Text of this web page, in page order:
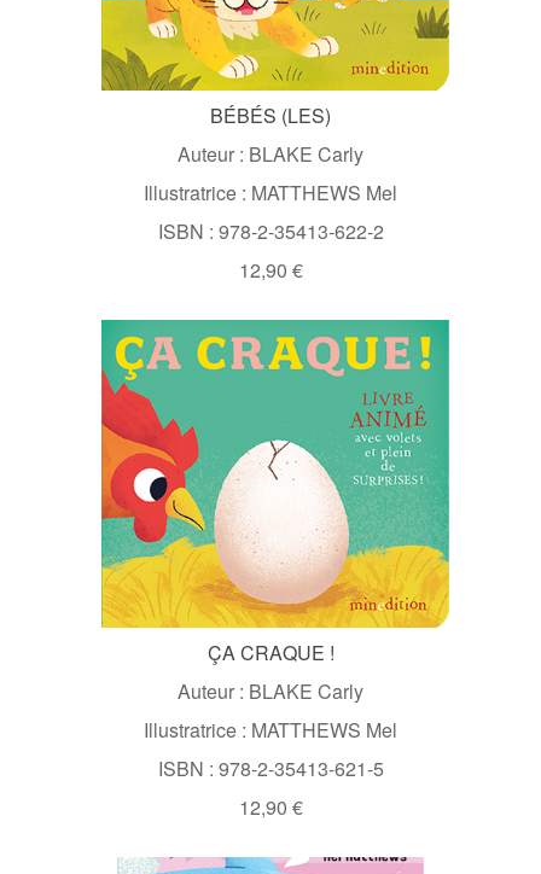
BÉBÉS (LES)
Auteur : BLAKE Carly
Illustratrice : MATTHEWS Mel
ISBN : 978-2-35413-622-2
12,90 €
ÇA CRAQUE !
Auteur : BLAKE Carly
Illustratrice : MATTHEWS Mel
ISBN : 978-2-35413-621-5
12,90 €